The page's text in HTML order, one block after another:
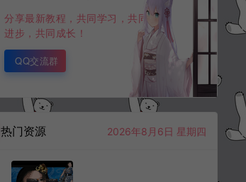
分享最新教程，共同学习，共同
进步，共同成长！
QQ交流群
热门资源 2026年8月6日 星期四